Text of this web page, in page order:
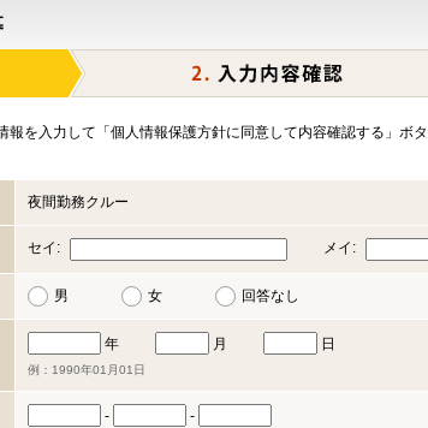
報を入力して「個人情報保護方針に同意して内容確認する」ボタ
夜間勤務クルー
セイ: メイ:
男 女 回答なし
年 月 日
例：1990年01月01日
- -